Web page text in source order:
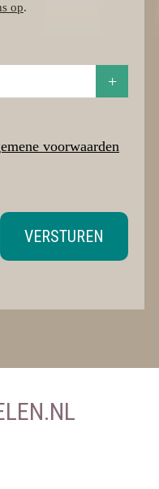
op.
+
voorwaarden
VERSTUREN